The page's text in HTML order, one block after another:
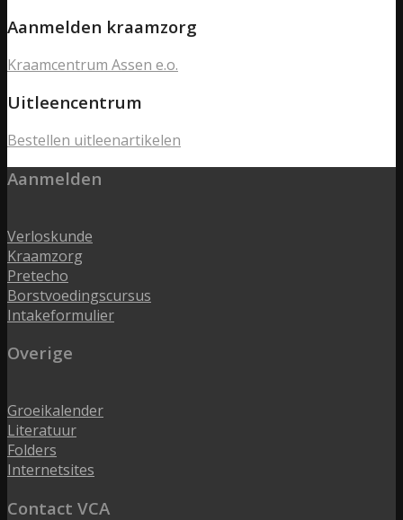
Aanmelden kraamzorg
Kraamcentrum Assen e.o.
Uitleencentrum
Bestellen uitleenartikelen
Aanmelden
Verloskunde
Kraamzorg
Pretecho
Borstvoedingscursus
Intakeformulier
Overige
Groeikalender
Literatuur
Folders
Internetsites
Contact VCA